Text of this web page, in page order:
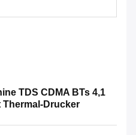
TDS CDMA BTs 4,1
Thermal-Drucker